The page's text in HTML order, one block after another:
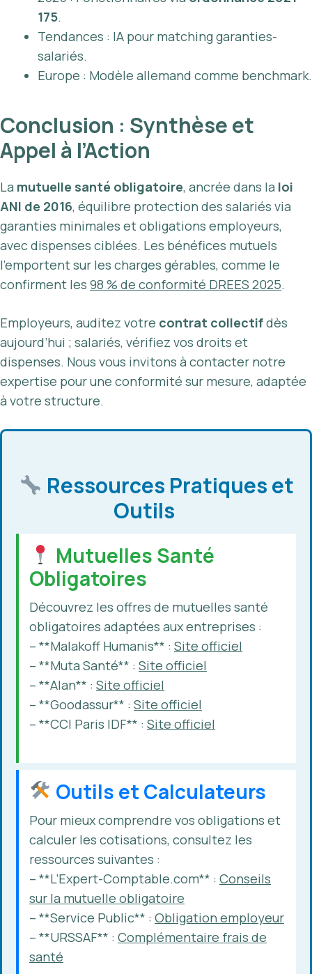
175.
Tendances : IA pour matching garanties-
salariés.
Europe : Modèle allemand comme benchmark.
Conclusion : Synthèse et
Appel à l’Action
La mutuelle santé obligatoire, ancrée dans la loi
ANI de 2016, équilibre protection des salariés via
garanties minimales et obligations employeurs,
avec dispenses ciblées. Les bénéfices mutuels
l’emportent sur les charges gérables, comme le
confirment les 98 % de conformité DREES 2025.
Employeurs, auditez votre contrat collectifdès
aujourd’hui ; salariés, vérifiez vos droits et
dispenses. Nous vous invitons à contacter notre
expertise pour une conformité sur mesure, adaptée
à votre structure.
Ressources Pratiques et
Outils
Mutuelles Santé
Obligatoires
Découvrez les offres de mutuelles santé
obligatoires adaptées aux entreprises :
– **Malakoff Humanis** : Site officiel
– **Muta Santé** : Site officiel
– **Alan** : Site officiel
– **Goodassur** : Site officiel
– **CCI Paris IDF** : Site officiel
Outils et Calculateurs
Pour mieux comprendre vos obligations et
calculer les cotisations, consultez les
ressources suivantes :
– **L’Expert-Comptable.com** : Conseils
sur la mutuelle obligatoire
– **Service Public** : Obligation employeur
– **URSSAF** : Complémentaire frais de
santé